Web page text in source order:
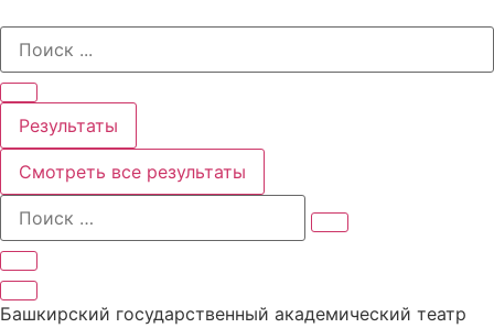
содержимому
Search
Результаты
Смотреть все результаты
Башкирский государственный академический театр